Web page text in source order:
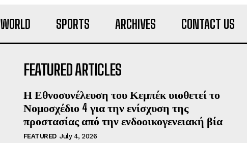
WORLD SPORTS ARCHIVES CONTACT US
FEATURED ARTICLES
Η Εθνοσυνέλευση του Κεμπέκ υιοθετεί το
Νομοσχέδιο 4 για την ενίσχυση της
προστασίας από την ενδοοικογενειακή βία
FEATURED July 4, 2026